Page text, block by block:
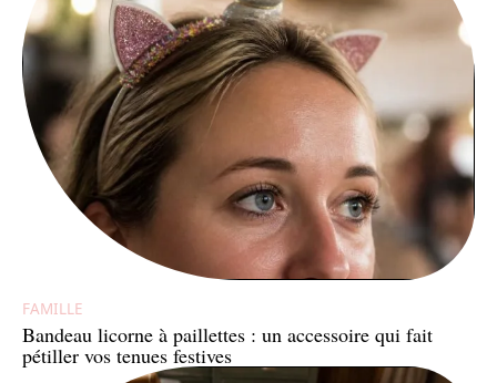
FAMILLE
Bandeau licorne à paillettes : un accessoire qui fait
pétiller vos tenues festives